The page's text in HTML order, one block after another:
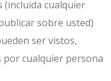
(incluida cualquier
sobre usted)
ser vistos,
por cualquier persona